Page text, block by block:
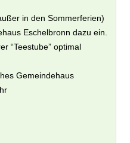
in den Sommerferien)
Eschelbronn dazu ein.
“Teestube” optimal
Gemeindehaus